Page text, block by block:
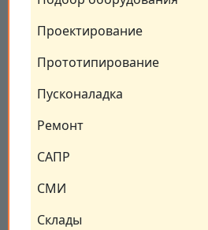
Проектирование
Прототипирование
Пусконаладка
Ремонт
САПР
СМИ
Склады